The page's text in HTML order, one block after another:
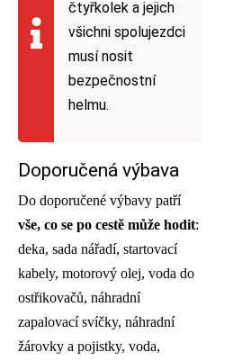
čtyřkolek a jejich
všichni spolujezdci
musí nosit
bezpečnostní
helmu.
Doporučená výbava
Do doporučené výbavy patří
vše, co se po cestě může hodit:
deka, sada nářadí, startovací
kabely, motorový olej, voda do
ostřikovačů, náhradní
zapalovací svíčky, náhradní
žárovky a pojistky, voda,